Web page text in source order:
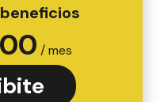
/ mes